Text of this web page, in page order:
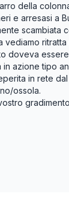
della
e arresasi a
scambiata
vediamo ritratta
doveva essere
azione tipo
in rete
ossola.